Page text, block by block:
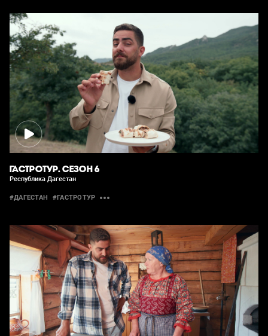
ГАСТРОТУР. СЕЗОН 6
Республика Дагестан
#ДАГЕСТАН #ГАСТРОТУР